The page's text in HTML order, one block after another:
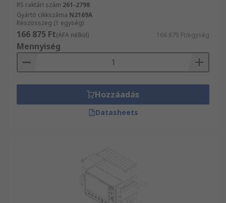
RS raktári szám 261-2798
Gyártó cikkszáma N2169A
Részösszeg (1 egység)
166 875 Ft(ÁFA nélkül) 166 875 Ft/egység
Mennyiség
Hozzáadás
Datasheets